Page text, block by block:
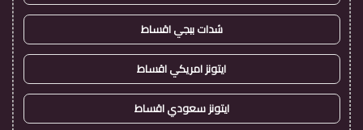
شدات ببجي اقساط
ايتونز امريكي اقساط
ايتونز سعودي اقساط